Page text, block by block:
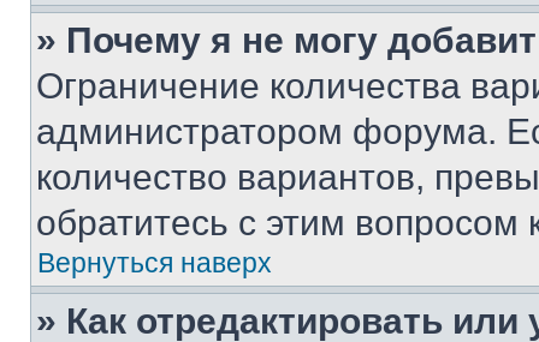
» Почему я не могу
Ограничение количества
администратором форума.
количество вариантов,
обратитесь с этим вопросом
Вернуться наверх
» Как отредактировать